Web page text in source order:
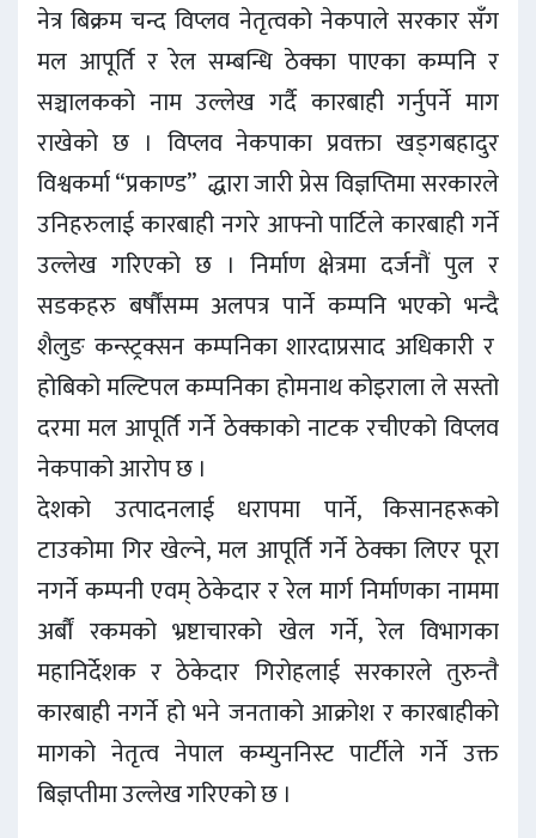
नेत्र बिक्रम चन्द विप्लव नेतृत्वको नेकपाले सरकार सँग
मल आपूर्ति र रेल सम्बन्धि ठेक्का पाएका कम्पनि र
सञ्चालकको नाम उल्लेख गर्दै कारबाही गर्नुपर्ने माग
राखेको छ । विप्लव नेकपाका प्रवक्ता खड्गबहादुर
विश्वकर्मा “प्रकाण्ड” द्धारा जारी प्रेस विज्ञप्तिमा सरकारले
उनिहरुलाई कारबाही नगरे आफ्नो पार्टिले कारबाही गर्ने
उल्लेख गरिएको छ । निर्माण क्षेत्रमा दर्जनौं पुल र
सडकहरु बर्षौंसम्म अलपत्र पार्ने कम्पनि भएको भन्दै
शैलुङ कन्स्ट्रक्सन कम्पनिका शारदाप्रसाद अधिकारी र
होबिको मल्टिपल कम्पनिका होमनाथ कोइराला ले सस्तो
दरमा मल आपूर्ति गर्ने ठेक्काको नाटक रचीएको विप्लव
नेकपाको आरोप छ ।
देशको उत्पादनलाई धरापमा पार्ने, किसानहरूको
टाउकोमा गिर खेल्ने, मल आपूर्ति गर्ने ठेक्का लिएर पूरा
नगर्ने कम्पनी एवम् ठेकेदार र रेल मार्ग निर्माणका नाममा
अर्बौं रकमको भ्रष्टाचारको खेल गर्ने, रेल विभागका
महानिर्देशक र ठेकेदार गिरोहलाई सरकारले तुरुन्तै
कारबाही नगर्ने हो भने जनताको आक्रोश र कारबाहीको
मागको नेतृत्व नेपाल कम्युननिस्ट पार्टीले गर्ने उक्त
बिज्ञप्तीमा उल्लेख गरिएको छ ।